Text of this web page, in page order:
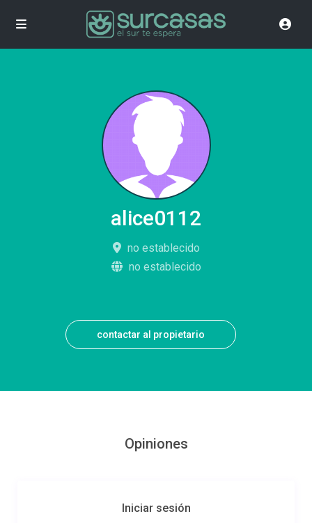
alice0112
no establecido
no establecido
contactar al propietario
Opiniones
Iniciar sesión